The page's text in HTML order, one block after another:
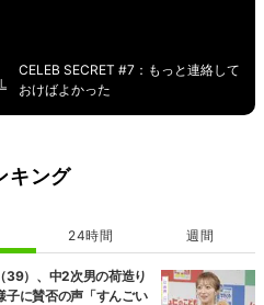
CELEB SECRET #7：もっと連絡して
おけばよかった
キング
24時間 週間
39）、中2次男の荷造り
子に賛否の声「すんごい